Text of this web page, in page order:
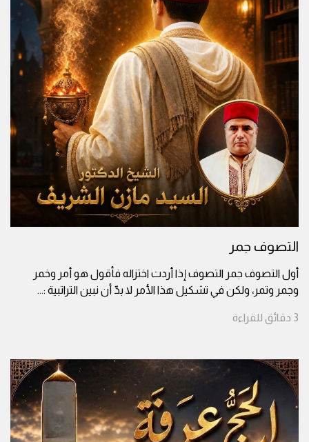
التصوف جمر
أول التصوف جمر التصوف إذا أردت اختزاله فأقول هو أمر وخمر
وجمر وتمر، ولكن في تشكيل هذا الأمر لا بدّ أن نبين التراتبية :...
3 دقائق للقراءة